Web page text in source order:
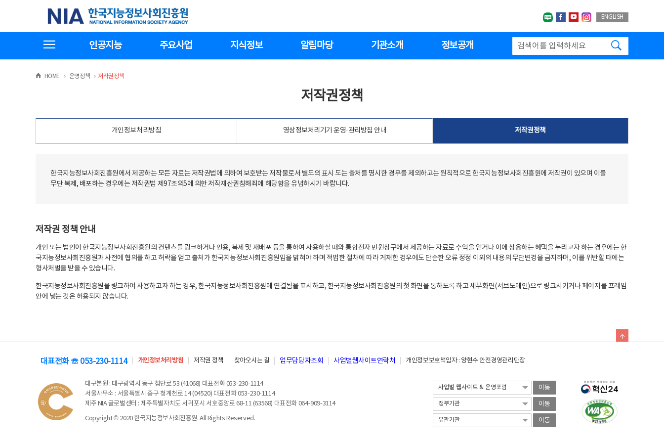
기
한국지능정보사회진흥원
네이버블로그
페이스북
유투브인스타그랩
ENGLISH
인공지능 주요사업 지식정보 알림마당 기관소개 정보공개
HOME >운영정책 >
저작권정책
저작권정책
개인정보처리방침 영상정보처리기기 운영·관리방침 안내 저작권정책
한국지능정보사회진흥원에서 제공하는 모든 자료는 저작권법에 의하여 보호받는 저작물로서 별도의 표시 도는 출처를 명시한 경우를 제외하고는 원칙적으로 한국지능정보사회진흥원에 저작권이 있으며 이를
무단 복제, 배포하는 경우에는 저작권법 제97조의5에 의한 저작재산권침해죄에 해당함을 유념하시기 바랍니다.
저작권 정책 안내
개인 또는 법인이 한국지능정보사회진흥원의 컨텐츠를 링크하거나 인용, 복제 및 재배포 등을 통하여 사용하실 때와 통합전자 민원창구에서 제공하는 자료로 수익을 얻거나 이에 상응하는 혜택을 누리고자 하는 경우에는 한
국지능정보사회진흥원과 사전에 협의를 하고 허락을 얻고 출처가 한국지능정보사회진흥원임을 밝혀야 하며 적법한 절차에 따라 게재한 경우에도 단순한 오류 정정 이외의 내용의 무단변경을 금지하며, 이를 위반할 때에는
형사처벌을 받을 수 있습니다.
한국지능정보사회진흥원을 링크하여 사용하고자 하는 경우, 한국지능정보사회진흥원에 연결됨을 표시하고, 한국지능정보사회진흥원의 첫 화면을 통하도록 하고 세부화면(서브도메인)으로 링크시키거나 페이지를 프레임
안에 넣는 것은 허용되지 않습니다.
대표전화 ☏ 053-230-1114 개인정보처리방침 저작권 정책 찾아오시는 길 업무담당자조회 사업별웹사이트연락처 개인정보보호책임자 : 양현수 안전경영관리단장
대구본원 : 대구광역시 동구 첨단로 53 (41068) 대표전화 053-230-1114
서울사무소 : 서울특별시 중구 청계천로 14 (04520) 대표전화 053-230-1114
제주 NIA 글로벌센터 : 제주특별자치도 서귀포시 서호중앙로 68-11 (63568) 대표전화 064-909-3114
Copyright © 2020 한국지능정보사회진흥원. All Rights Reserved.
이동
이동
이동